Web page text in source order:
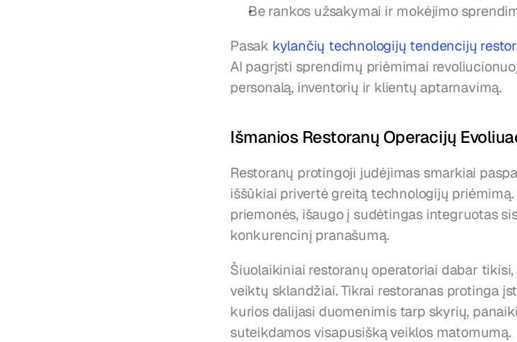
Be rankos užsakymai ir mokėjimo
Pasak kylančių technologijų tendencijų
AI pagrįsti sprendimų priėmimai
personalą, inventorių ir klientų aptarnavimą.
Išmanios Restoranų Operacijų
Restoranų protingoji judėjimas smarkiai
iššūkiai privertė greitą technologijų
priemonės, išaugo į sudėtingas integruotas
konkurencinį pranašumą.
Šiuolaikiniai restoranų operatoriai dabar
veiktų sklandžiai. Tikrai restoranas protinga
kurios dalijasi duomenimis tarp skyrių,
suteikdamos visapusišką veiklos matomumą.